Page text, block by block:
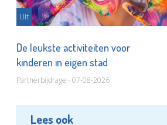
Uit
De leukste activiteiten voor
kinderen in eigen stad
Partnerbijdrage - 07-08-2026
Lees ook